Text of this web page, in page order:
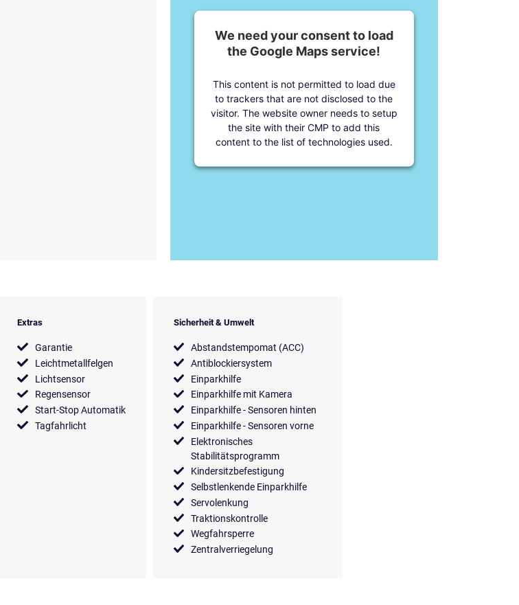
We need your consent to load
the Google Maps service!
This content is not permitted to load due
to trackers that are not disclosed to the
visitor. The website owner needs to setup
the site with their CMP to add this
content to the list of technologies used.
Extras
Garantie
Leichtmetallfelgen
Lichtsensor
Regensensor
Start-Stop Automatik
Tagfahrlicht
Sicherheit & Umwelt
Abstandstempomat (ACC)
Antiblockiersystem
Einparkhilfe
Einparkhilfe mit Kamera
Einparkhilfe - Sensoren hinten
Einparkhilfe - Sensoren vorne
Elektronisches
Stabilitätsprogramm
Kindersitzbefestigung
Selbstlenkende Einparkhilfe
Servolenkung
Traktionskontrolle
Wegfahrsperre
Zentralverriegelung